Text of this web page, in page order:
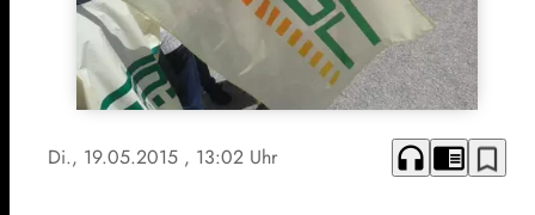
Di., 19.05.2015 , 13:02 Uhr headphones chrome_reader_mode bookmark_border